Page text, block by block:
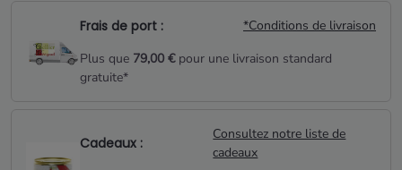
Frais de port :
*Conditions de livraison
Plus que 79,00 €pour une livraison standard
gratuite*
Cadeaux :
Consultez notre liste de
cadeaux